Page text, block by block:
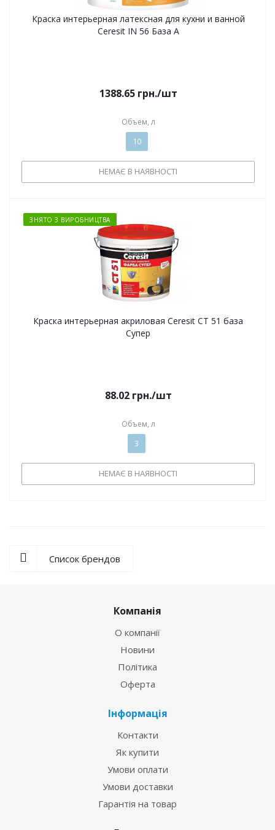
Краска интерьерная латексная для кухни и ванной
Ceresit IN 56 База А
1388.65грн./шт
Объем, л
10
НЕМАЄ В НАЯВНОСТІ
ЗНЯТО З ВИРОБНИЦТВА
Краска интерьерная акриловая Ceresit CT 51 база
Супер
88.02грн./шт
Объем, л
3
НЕМАЄ В НАЯВНОСТІ
Список брендов
Компанія
О компанії
Новини
Політика
Оферта
Інформація
Контакти
Як купити
Умови оплати
Умови доставки
Гарантія на товар